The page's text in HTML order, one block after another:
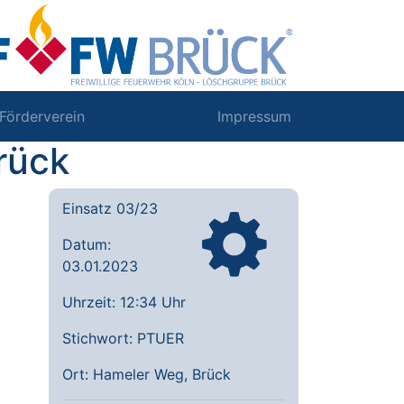
Förderverein Impressum
Einsatz 03/23
Datum:
03.01.2023
Uhrzeit: 12:34 Uhr
Stichwort: PTUER
Ort: Hameler Weg, Brück